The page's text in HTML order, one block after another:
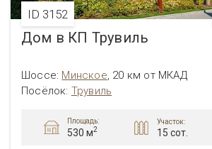
ID 3152
Дом в КП Трувиль
Шоссе: Минское, 20 км от МКАД
Посёлок: Трувиль
Площадь:
530 м2
Участок:
15 сот.